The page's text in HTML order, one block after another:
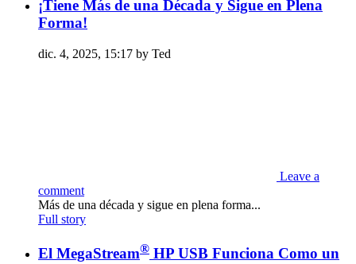
¡Tiene Más de una Década y Sigue en Plena
Forma!
dic. 4, 2025, 15:17 by Ted
Leave a
comment
Más de una década y sigue en plena forma...
Full story
El MegaStream® HP USB Funciona Como un